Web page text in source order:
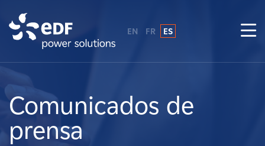
Sobre nosotros
Qué hacemos
EN FR ES
Comunicados de
prensa